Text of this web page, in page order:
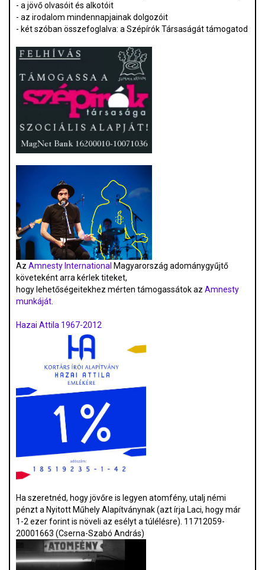
- a jövő olvasóit és alkotóit
- az irodalom mindennapjainak dolgozóit
- két szóban összefoglalva: a Szépírók Társaságát támogatod
Az Amnesty International Magyarország adománygyűjtő
követeként arra kérlek titeket,
hogy lehetőségeitekhez mérten támogassátok az Amnesty
munkáját.
Hazai Attila 1967-2012
Ha szeretnéd, hogy jövőre is legyen atomfény, utalj némi
pénzt a Nyitott Műhely Alapítványnak (azt írja Laci, hogy már
1-2 ezer forint is növeli az esélyt a túlélésre). 11712059-
20001663 (Cserna-Szabó András)